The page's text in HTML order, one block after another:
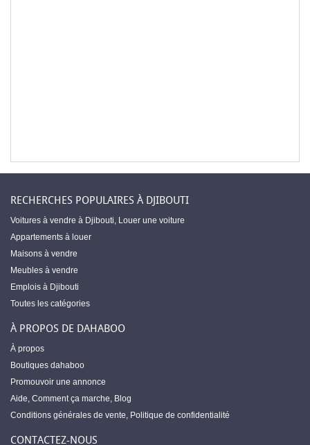
RECHERCHES POPULAIRES À DJIBOUTI
Voitures à vendre à Djibouti, Louer une voiture
Appartements à louer
Maisons à vendre
Meubles à vendre
Emplois à Djibouti
Toutes les catégories
À PROPOS DE DAHABOO
À propos
Boutiques dahaboo
Promouvoir une annonce
Aide, Comment ça marche, Blog
Conditions générales de vente, Politique de confidentialité
CONTACTEZ-NOUS